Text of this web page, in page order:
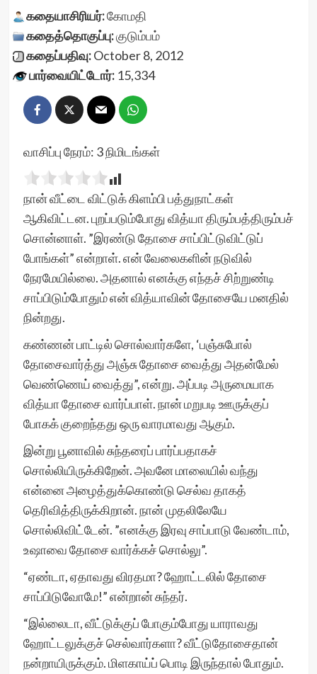
கதையாசிரியர்:கோமதி
கதைத்தொகுப்பு:குடும்பம்
கதைப்பதிவு:October 8, 2012
பார்வையிட்டோர்:15,334
வாசிப்பு நேரம்: 3நிமிடங்கள்
நான் வீட்டை விட்டுக் கிளம்பி பத்துநாட்கள்
ஆகிவிட்டன. புறப்படும்போது வித்யா திரும்பத்திரும்பச்
சொன்னாள். ”இரண்டு தோசை சாப்பிட்டுவிட்டுப்
போங்கள்” என்றாள். என் வேலைகளின் நடுவில்
நேரமேயில்லை. அதனால் எனக்கு எந்தச் சிற்றுண்டி
சாப்பிடும்போதும் என் வித்யாவின் தோசையே மனதில்
நின்றது.
கண்ணன் பாட்டில் சொல்வார்களே, ‘பஞ்சுபோல்
தோசைவார்த்து அஞ்சு தோசை வைத்து அதன்மேல்
வெண்ணெய் வைத்து”, என்று. அப்படி அருமையாக
வித்யா தோசை வார்ப்பாள். நான் மறுபடி ஊருக்குப்
போகக் குறைந்தது ஒரு வாரமாவது ஆகும்.
இன்று பூனாவில் சுந்தரைப் பார்ப்பதாகச்
சொல்லியிருக்கிறேன். அவனே மாலையில் வந்து
என்னை அழைத்துக்கொண்டு செல்வ தாகத்
தெரிவித்திருக்கிறான். நான் முதலிலேயே
சொல்லிவிட்டேன். ”எனக்கு இரவு சாப்பாடு வேண்டாம்,
உஷாவை தோசை வார்க்கச் சொல்லு”.
“ஏண்டா, ஏதாவது விரதமா? ஹோட்டலில் தோசை
சாப்பிடுவோமே!” என்றான் சுந்தர்.
“இல்லைடா, வீட்டுக்குப் போகும்போது யாராவது
ஹோட்டலுக்குச் செல்வார்களா? வீட்டுதோசைதான்
நன்றாயிருக்கும். மிளகாய்ப் பொடி இருந்தால் போதும்.